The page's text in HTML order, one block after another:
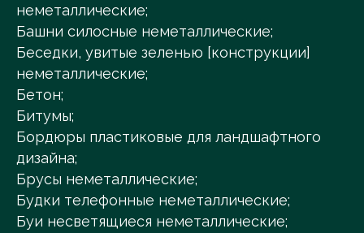
неметаллические;
Башни силосные неметаллические;
Беседки, увитые зеленью [конструкции]
неметаллические;
Бетон;
Битумы;
Бордюры пластиковые для ландшафтного
дизайна;
Брусы неметаллические;
Будки телефонные неметаллические;
Буи несветящиеся неметаллические;